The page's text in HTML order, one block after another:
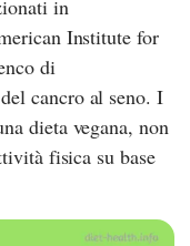
in
Institute for
di
cancro al seno. I
dieta vegana, non
fisica su base